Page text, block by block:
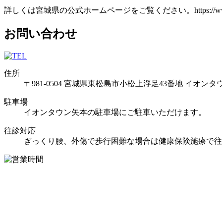
詳しくは宮城県の公式ホームページをご覧ください。https://
お問い合わせ
住所
〒981-0504 宮城県東松島市小松上浮足43番地 イオンタ
駐車場
イオンタウン矢本の駐車場にご駐車いただけます。
往診対応
ぎっくり腰、外傷で歩行困難な場合は健康保険施療で